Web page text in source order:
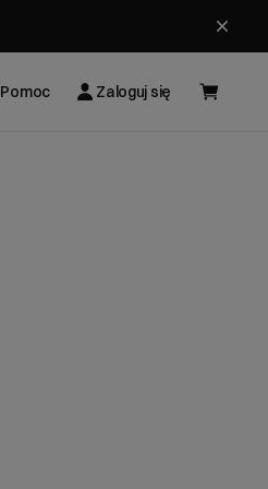
Pomoc Zaloguj się